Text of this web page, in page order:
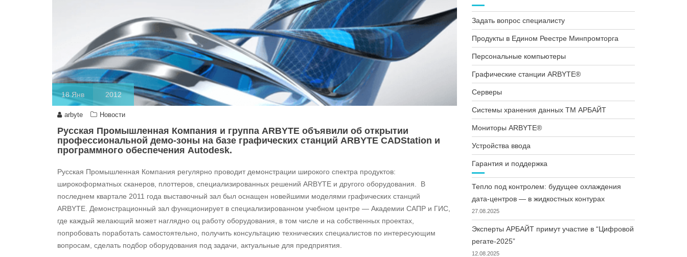
18Янв 2012
arbyte Новости
Русская Промышленная Компания и группа ARBYTE объявили об открытии
профессиональной демо-зоны на базе графических станций ARBYTE CADStation и
программного обеспечения Autodesk.
Русская Промышленная Компания регулярно проводит демонстрации широкого спектра продуктов:
широкоформатных сканеров, плоттеров, специализированных решений ARBYTE и другого оборудования. В
последнем квартале 2011 года выставочный зал был оснащен новейшими моделями графических станций
ARBYTE. Демонстрационный зал функционирует в специализированном учебном центре — Академии САПР и ГИС,
где каждый желающий может наглядно оц работу оборудования, в том числе и на собственных проектах,
попробовать поработать самостоятельно, получить консультацию технических специалистов по интересующим
вопросам, сделать подбор оборудования под задачи, актуальные для предприятия.
Задать вопрос специалисту
Продукты в Едином Реестре Минпромторга
Персональные компьютеры
Графические станции ARBYTE®
Серверы
Системы хранения данных ТМ АРБАЙТ
Мониторы ARBYTE®
Устройства ввода
Гарантия и поддержка
Тепло под контролем: будущее охлаждения
дата-центров — в жидкостных контурах
27.08.2025
Эксперты АРБАЙТ примут участие в “Цифровой
регате-2025”
12.08.2025